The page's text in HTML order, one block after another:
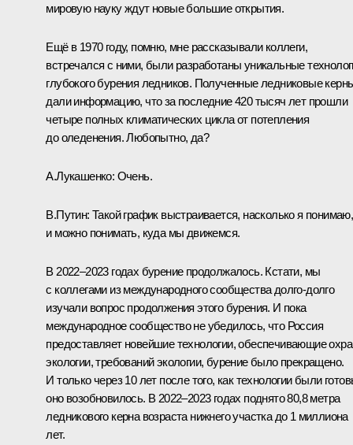
мировую науку ждут новые большие открытия.
Ещё в 1970 году, помню, мне рассказывали коллеги,
встречался с ними, были разработаны уникальные
глубокого бурения ледников. Полученные ледниковые
дали информацию, что за последние 420 тысяч лет прошли
четыре полных климатических цикла от потепления
до оледенения. Любопытно, да?
А.Лукашенко: Очень.
В.Путин: Такой график выстраивается, насколько я понимаю,
и можно понимать, куда мы движемся.
В 2022–2023 годах бурение продолжалось. Кстати, мы
с коллегами из международного сообщества долго-долго
изучали вопрос продолжения этого бурения. И пока
международное сообщество не убедилось, что Россия
предоставляет новейшие технологии, обеспечивающие
экологии, требований экологии, бурение было прекращено.
И только через 10 лет после того, как технологии были
оно возобновилось. В 2022–2023 годах поднято 80,8 метра
ледникового керна возраста нижнего участка до 1 миллиона
лет.